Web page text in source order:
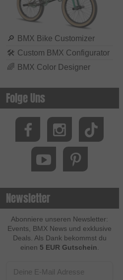
🔎 BMX Bike Customizer
🛠 Custom BMX Configurator
🌈 BMX Color Designer
Folge Uns
Newsletter
Abonniere unseren Newsletter:
Events, BMX News und exklusive
Deals. Als Dank bekommst du
einen 5 EUR Gutschein